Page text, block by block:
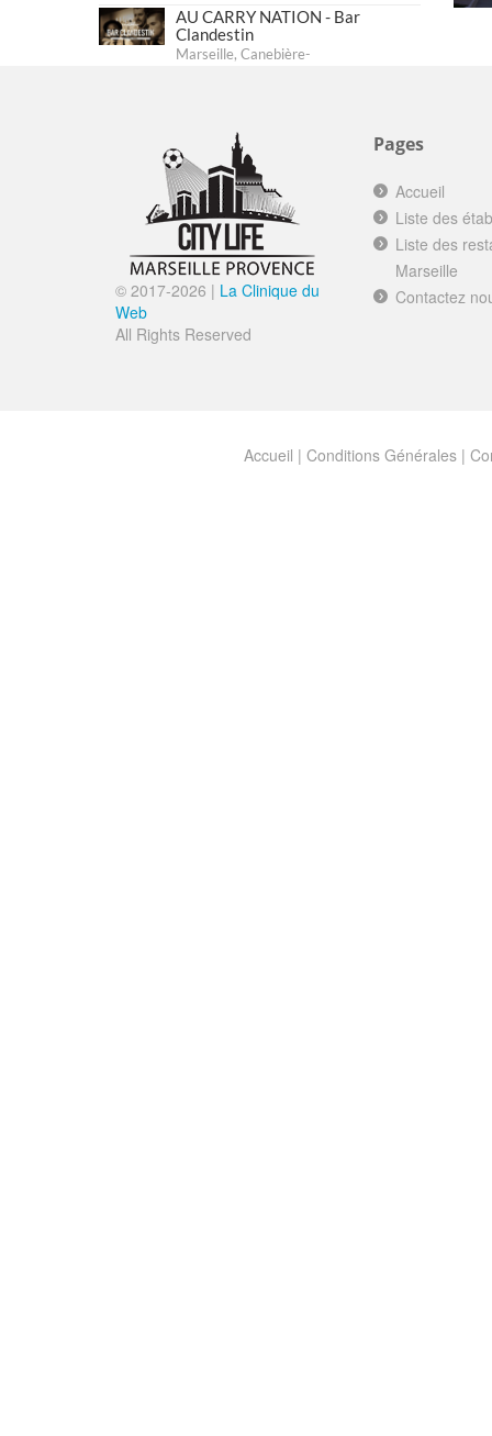
AU CARRY NATION - Bar
Clandestin
Marseille, Canebière-
© 2017-2026 | La Clinique du
Web
All Rights Reserved
Pages
Accueil
Liste des
Liste des
Marseille
Contactez
Accueil | Conditions Générales|